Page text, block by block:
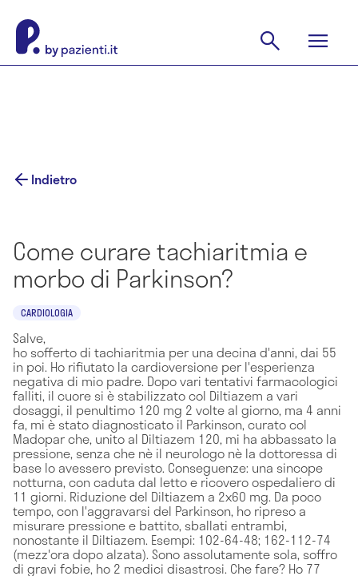
Indietro
Come curare tachiaritmia e
morbo di Parkinson?
CARDIOLOGIA
Salve,
ho sofferto di tachiaritmia per una decina d'anni, dai 55
in poi. Ho rifiutato la cardioversione per l'esperienza
negativa di mio padre. Dopo vari tentativi farmacologici
falliti, il cuore si è stabilizzato col Diltiazem a vari
dosaggi, il penultimo 120 mg 2 volte al giorno, ma 4 anni
fa, mi è stato diagnosticato il Parkinson, curato col
Madopar che, unito al Diltiazem 120, mi ha abbassato la
pressione, senza che nè il neurologo nè la dottoressa di
base lo avessero previsto. Conseguenze: una sincope
notturna, con caduta dal letto e ricovero ospedaliero di
11 giorni. Riduzione del Diltiazem a 2x60 mg. Da poco
tempo, con l'aggravarsi del Parkinson, ho ripreso a
misurare pressione e battito, sballati entrambi,
nonostante il Diltiazem. Esempi: 102-64-48; 162-112-74
(mezz'ora dopo alzata). Sono assolutamente sola, soffro
di gravi fobie, ho 2 medici disastrosi. Che fare? Ho 77